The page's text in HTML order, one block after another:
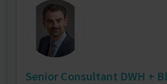
Senior Consultant DWH + BI